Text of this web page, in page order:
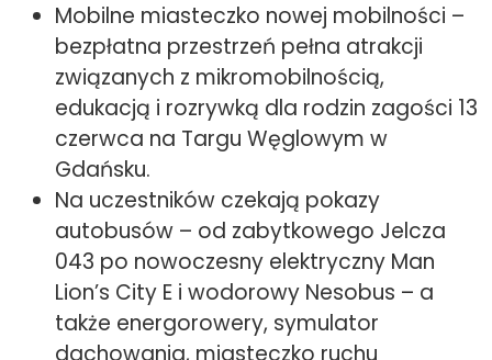
Mobilne miasteczko nowej mobilności –
bezpłatna przestrzeń pełna atrakcji
związanych z mikromobilnością,
edukacją i rozrywką dla rodzin zagości 13
czerwca na Targu Węglowym w
Gdańsku.
Na uczestników czekają pokazy
autobusów – od zabytkowego Jelcza
043 po nowoczesny elektryczny Man
Lion’s City E i wodorowy Nesobus – a
także energorowery, symulator